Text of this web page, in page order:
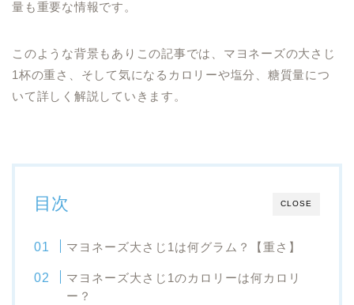
量も重要な情報です。
このような背景もありこの記事では、マヨネーズの大さじ
1杯の重さ、そして気になるカロリーや塩分、糖質量につ
いて詳しく解説していきます。
CLOSE
目次
マヨネーズ大さじ1は何グラム？【重さ】
マヨネーズ大さじ1のカロリーは何カロリ
ー？